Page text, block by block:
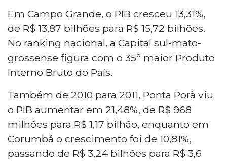
Em Campo Grande, o PIB cresceu 13,31%,
de R$ 13,87 bilhões para R$ 15,72 bilhões.
No ranking nacional, a Capital sul-mato-
grossense figura com o 35º maior Produto
Interno Bruto do País.
Também de 2010 para 2011, Ponta Porã viu
o PIB aumentar em 21,48%, de R$ 968
milhões para R$ 1,17 bilhão, enquanto em
Corumbá o crescimento foi de 10,81%,
passando de R$ 3,24 bilhões para R$ 3,6